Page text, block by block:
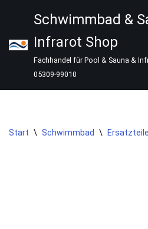
Inhalt
springen
Schwimmbad &
Infrarot Shop
Fachhandel für Pool & Sauna &
05309-99010
Start \ Schwimmbad \